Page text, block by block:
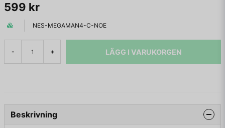
599 kr
NES-MEGAMAN4-C-NOE
- + LÄGG I VARUKORGEN
Beskrivning